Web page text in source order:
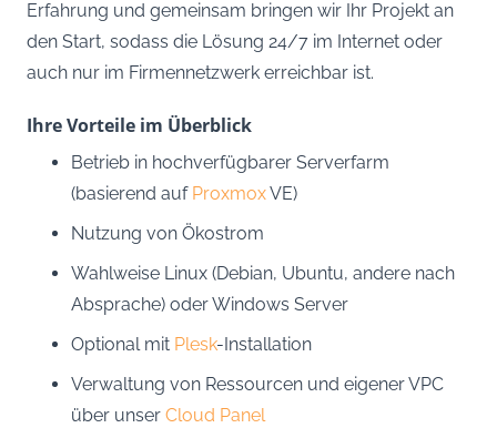
Erfahrung und gemeinsam bringen wir Ihr Projekt an
den Start, sodass die Lösung 24/7 im Internet oder
auch nur im Firmennetzwerk erreichbar ist.
Ihre Vorteile im Überblick
Betrieb in hochverfügbarer Serverfarm
(basierend auf ProxmoxVE)
Nutzung von Ökostrom
Wahlweise Linux (Debian, Ubuntu, andere nach
Absprache) oder Windows Server
Optional mit Plesk-Installation
Verwaltung von Ressourcen und eigener VPC
über unser Cloud Panel